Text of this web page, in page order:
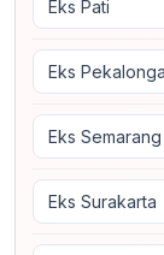
Eks Pati
Eks
Eks Semarang
Eks Surakarta